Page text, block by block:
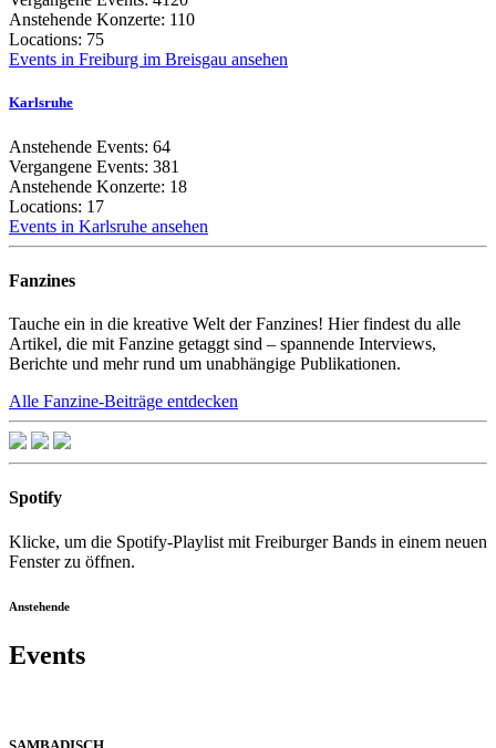
Anstehende Konzerte: 110
Locations: 75
Events in Freiburg im Breisgau ansehen
Karlsruhe
Anstehende Events: 64
Vergangene Events: 381
Anstehende Konzerte: 18
Locations: 17
Events in Karlsruhe ansehen
Fanzines
Tauche ein in die kreative Welt der Fanzines! Hier findest du alle
Artikel, die mit Fanzine getaggt sind – spannende Interviews,
Berichte und mehr rund um unabhängige Publikationen.
Alle Fanzine-Beiträge entdecken
Spotify
Klicke, um die Spotify-Playlist mit Freiburger Bands in einem neuen
Fenster zu öffnen.
Anstehende
Events